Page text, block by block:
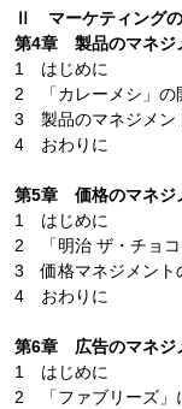
Ⅱ マーケティングの
第4章 製品のマネジ
1 はじめに
2 「カレーメシ」の
3 製品のマネジメン
4 おわりに
第5章 価格のマネジ
1 はじめに
2 「明治 ザ・チョコ
3 価格マネジメント
4 おわりに
第6章 広告のマネジ
1 はじめに
2 「ファブリーズ」